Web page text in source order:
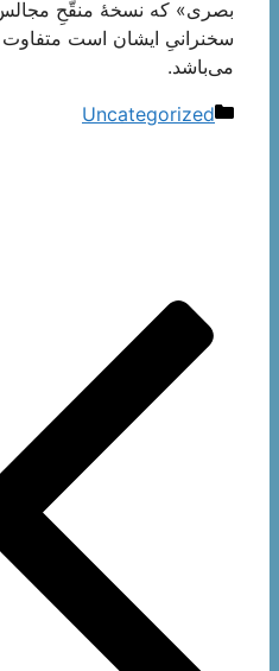
بصری» که نسخۀ منقّحِ مجالس
سخنرانیِ ایشان است متفاوت
می‌باشد.
دسته‌ها
Uncategorized